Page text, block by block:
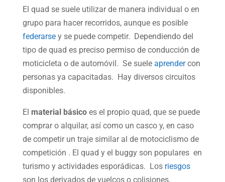
El quad se suele utilizar de manera individual o en
grupo para hacer recorridos, aunque es posible
federarsey se puede competir. Dependiendo del
tipo de quad es preciso permiso de conducción de
moticicleta o de automóvil. Se suele aprendercon
personas ya capacitadas. Hay diversos circuitos
disponibles.
El material básicoes el propio quad, que se puede
comprar o alquilar, así como un casco y, en caso
de competir un traje similar al de motociclismo de
competición . El quad y el buggy son populares en
turismo y actividades esporádicas. Los riesgos
son los derivados de vuelcos o colisiones,